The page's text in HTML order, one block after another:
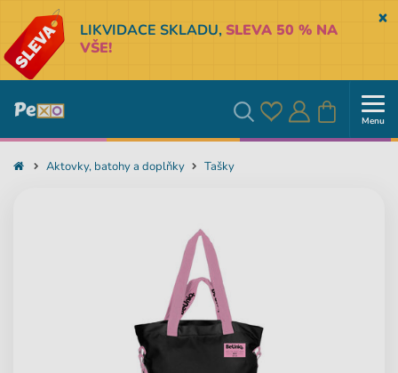
LIKVIDACE SKLADU,SLEVA 50 % NA
VŠE!
Vyhledávání
OblíbenéPřihlásit
Košík Menu
Aktovky, batohy a doplňky Tašky